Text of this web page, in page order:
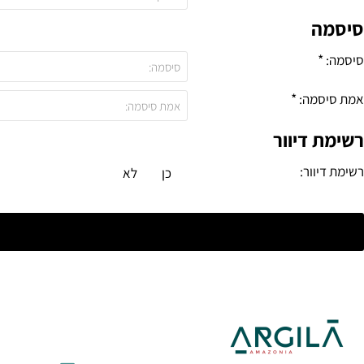
סיסמה
סיסמה
סיסמה:
אמת סיסמה:
רשימת דיוור
רשימת
דיוור
רשימת דיוור: כן לא